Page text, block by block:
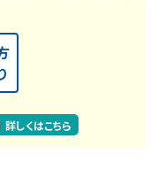
詳しくはこちら